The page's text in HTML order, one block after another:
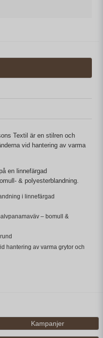
Textil är en stilren och
vid hantering av varma
en linnefärgad
& polyesterblandning.
i linnefärgad
– bomull &
hantering av varma grytor och
Kampanjer